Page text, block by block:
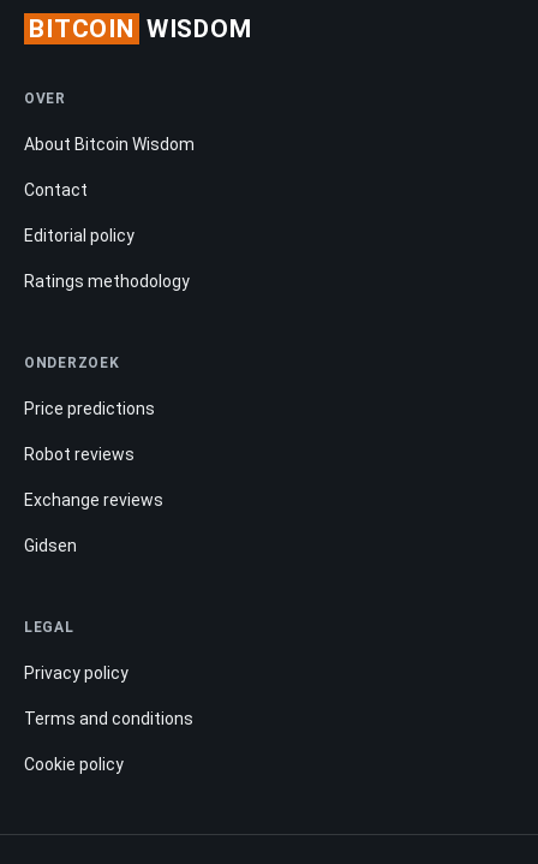
BITCOIN WISDOM
OVER
About Bitcoin Wisdom
Contact
Editorial policy
Ratings methodology
ONDERZOEK
Price predictions
Robot reviews
Exchange reviews
Gidsen
LEGAL
Privacy policy
Terms and conditions
Cookie policy